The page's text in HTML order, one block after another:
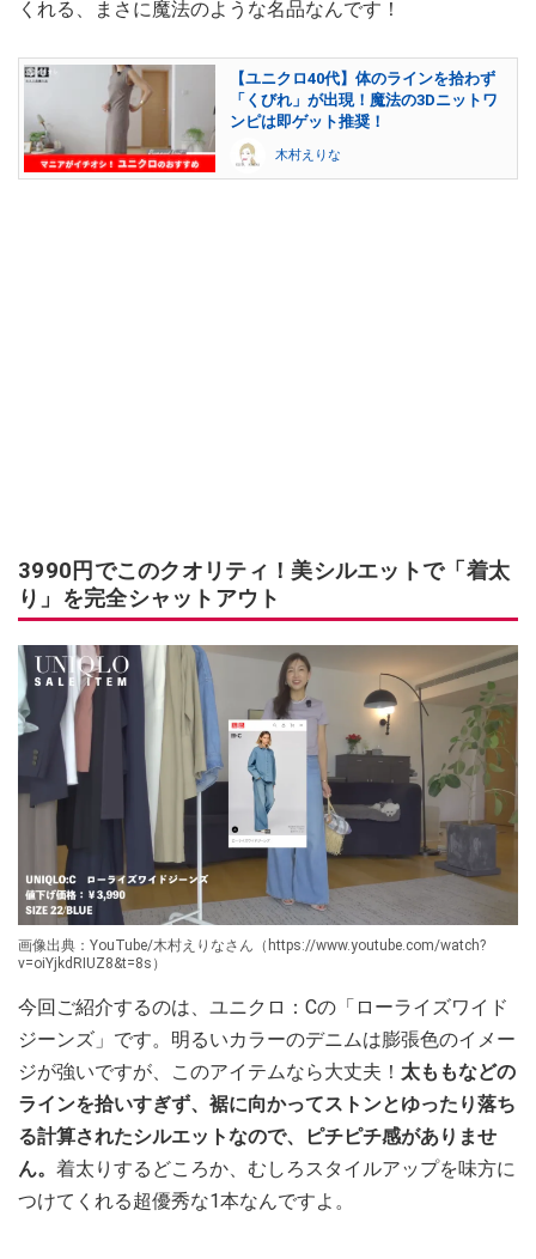
くれる、まさに魔法のような名品なんです！
【ユニクロ40代】体のラインを拾わず
「くびれ」が出現！魔法の3Dニットワ
ンピは即ゲット推奨！
木村えりな
3990円でこのクオリティ！美シルエットで「着太
り」を完全シャットアウト
画像出典：YouTube/木村えりなさん（https://www.youtube.com/watch?
v=oiYjkdRIUZ8&t=8s）
今回ご紹介するのは、ユニクロ：Cの「ローライズワイド
ジーンズ」です。明るいカラーのデニムは膨張色のイメー
ジが強いですが、このアイテムなら大丈夫！ 太ももなどの
ラインを拾いすぎず、裾に向かってストンとゆったり落ち
る計算されたシルエットなので、ピチピチ感がありませ
ん。 着太りするどころか、むしろスタイルアップを味方に
つけてくれる超優秀な1本なんですよ。